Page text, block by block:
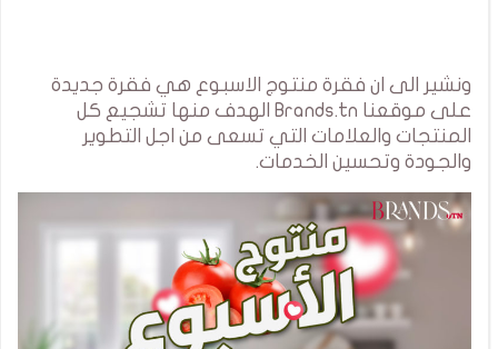
ونشير الى ان فقرة منتوج الاسبوع هي فقرة جديدة
على موقعنا Brands.tn الهدف منها تشجيع كل
المنتجات والعلامات التي تسعى من اجل التطوير
والجودة وتحسين الخدمات.